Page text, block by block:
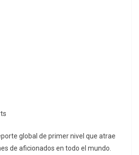
global de primer nivel que atrae
de aficionados en todo el mundo.